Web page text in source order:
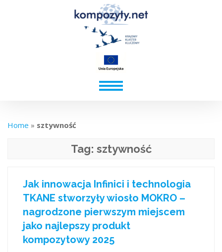
Home » sztywność
Tag: sztywność
Jak innowacja Infinici i technologia
TKANE stworzyły wiosło MOKRO –
nagrodzone pierwszym miejscem
jako najlepszy produkt
kompozytowy 2025